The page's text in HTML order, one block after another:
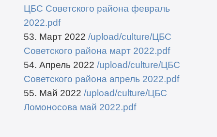
ЦБС Советского района февраль
2022.pdf
53. Март 2022 /upload/culture/ЦБС
Советского района март 2022.pdf
54. Апрель 2022 /upload/culture/ЦБС
Советского района апрель 2022.pdf
55. Май 2022 /upload/culture/ЦБС
Ломоносова май 2022.pdf